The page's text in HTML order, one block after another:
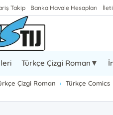
Takip Banka Havale Hesapları
Türkçe Çizgi Roman▼
Çizgi Roman Türkçe Comics